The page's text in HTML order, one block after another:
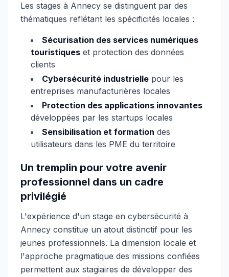
Les stages à Annecy se distinguent par des
thématiques reflétant les spécificités locales :
Sécurisation des services numériques
touristiques et protection des données
clients
Cybersécurité industrielle pour les
entreprises manufacturières locales
Protection des applications innovantes
développées par les startups locales
Sensibilisation et formation des
utilisateurs dans les PME du territoire
Un tremplin pour votre avenir
professionnel dans un cadre
privilégié
L'expérience d'un stage en cybersécurité à
Annecy constitue un atout distinctif pour les
jeunes professionnels. La dimension locale et
l'approche pragmatique des missions confiées
permettent aux stagiaires de développer des